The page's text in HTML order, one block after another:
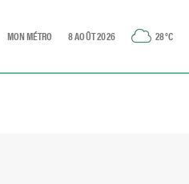
MON MÉTRO 8 AOÛT 2026 28°C